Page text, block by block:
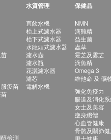
疫苗
檢測
水質管理
直飲水機
枱上式濾水器
枱下式濾水器
水龍頭式濾水器
濾水壺
濾水瓶
花灑濾水器
濾芯
電解水機
保健品
NMN
滴雞精
益生菌
蟲草
靈芝及雲芝
滴魚精
Omega 3
維他命 及 礦
強化免疫力
腸道及消化
女士及美容
瘦身纖體
心血管健康
骨骼及關節
男士健康